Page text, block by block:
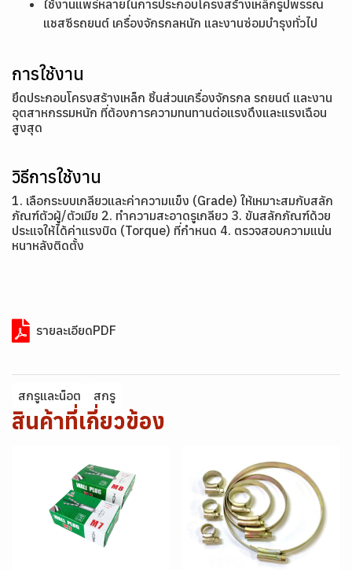
ใช้งานแพร่หลายในการประกอบโครงสร้างเหล็กรูปพรรณ
แชสซีรถยนต์ เครื่องจักรกลหนัก และงานซ่อมบำรุงทั่วไป
การใช้งาน
ยึดประกอบโครงสร้างเหล็ก ชิ้นส่วนเครื่องจักรกล รถยนต์ และงาน
อุตสาหกรรมหนัก ที่ต้องการความทนทานต่อแรงดึงและแรงเฉือน
สูงสุด
วิธีการใช้งาน
1. เลือกระบบเกลียวและค่าความแข็ง (Grade) ให้เหมาะสมกับสลัก
ภัณฑ์ตัวผู้/ตัวเมีย 2. ทำความสะอาดรูเกลียว 3. ขันสลักภัณฑ์ด้วย
ประแจให้ได้ค่าแรงบิด (Torque) ที่กำหนด 4. ตรวจสอบความแน่น
หนาหลังติดตั้ง
รายละเอียดPDF
สกรูและน็อต สกรู
สินค้าที่เกี่ยวข้อง